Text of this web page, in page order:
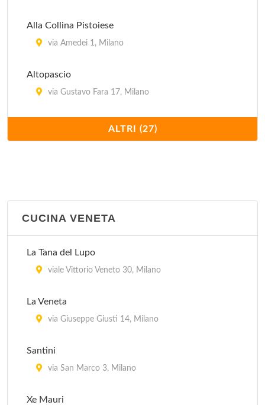
Alla Collina Pistoiese
via Amedei 1, Milano
Altopascio
via Gustavo Fara 17, Milano
Antica Pizzera Fiorentina
viale Bligny 41, Milano
Cavallini
Coco Pazzo
Da Bimbi
Da Costantino
ALTRI (27)
CUCINA VENETA
La Tana del Lupo
viale Vittorio Veneto 30, Milano
La Veneta
via Giuseppe Giusti 14, Milano
Santini
via San Marco 3, Milano
Xe Mauri